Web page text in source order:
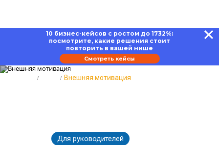
10 бизнес-кейсов с ростом до 1732%:
посмотрите, какие решения стоит
повторить в вашей нише
Смотреть кейсы
Внешняя мотивация
Для руководителей